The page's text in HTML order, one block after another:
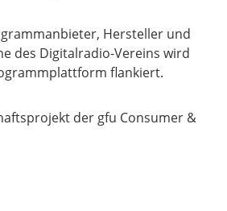
Hersteller und
des Digitalradio-Vereins wird
flankiert.
der gfu Consumer &